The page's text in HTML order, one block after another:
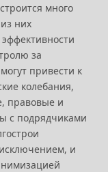
много
них
за
привести к
колебания,
правовые и
с подрядчиками
и